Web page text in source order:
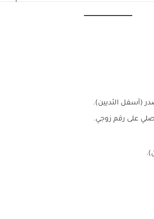
(أسفل الثديين).